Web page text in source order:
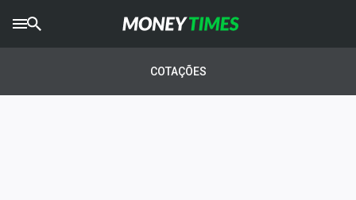
AGROTIMES
COTAÇÕES